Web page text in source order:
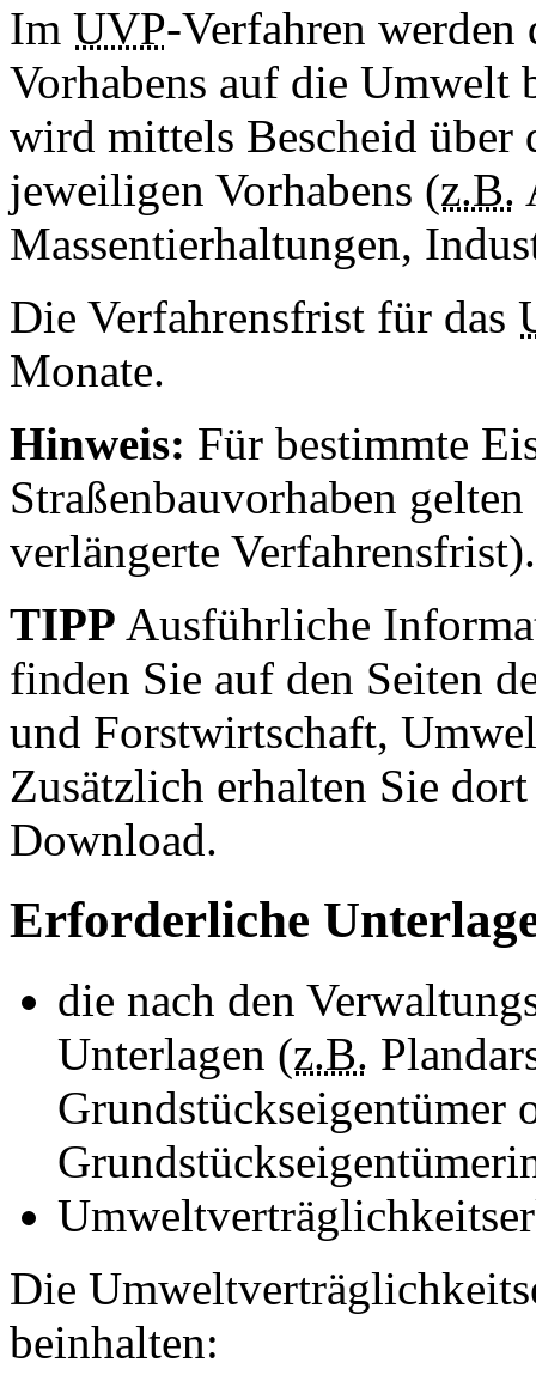
Im UVP-Verfahren
Vorhabens auf die Umwelt
wird mittels Bescheid über
jeweiligen Vorhabens (z.B.
Massentierhaltungen,
Die Verfahrensfrist für das
Monate.
Hinweis: Für bestimmte
Straßenbauvorhaben
verlängerte Verfahrensfrist).
TIPP Ausführliche
finden Sie auf den Seiten
und Forstwirtschaft,
Zusätzlich erhalten Sie
Download.
Erforderliche
die nach den
Unterlagen (z.B.
Grundstückseigentümer
Die
beinhalten: